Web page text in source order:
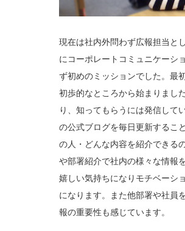
現在は社内外問わず広報担当と
にコーポレートコミュニケーシ
ず初めのミッションでした。最
初歩的なところから始まりまし
り、知ってもらうには発信して
の公式ブログを毎日更新するこ
の人・どんな内容を紹介できる
や部署紹介で社内の様々な情報
嬉しい気持ちになりモチベーシ
になります。また他部署や社員
報の重要性も感じています。